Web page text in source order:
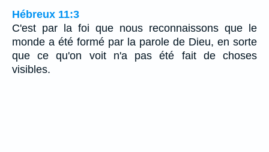
Hébreux 11:3
C'est par la foi que nous reconnaissons que le
monde a été formé par la parole de Dieu, en sorte
que ce qu'on voit n'a pas été fait de choses
visibles.